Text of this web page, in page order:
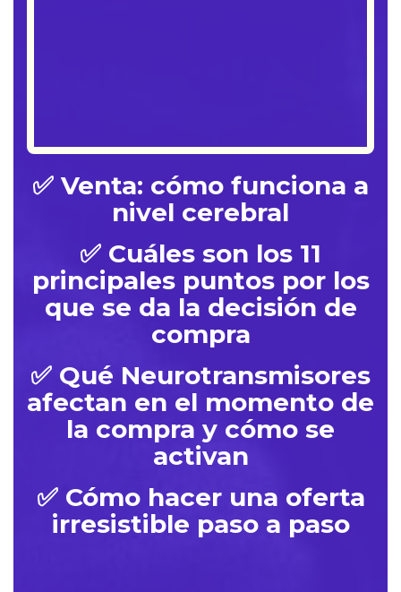
✅ Venta: cómo funciona a
nivel cerebral
✅ Cuáles son los 11
principales puntos por los
que se da la decisión de
compra
✅ Qué Neurotransmisores
afectan en el momento de
la compra y cómo se
activan
✅ Cómo hacer una oferta
irresistible paso a paso